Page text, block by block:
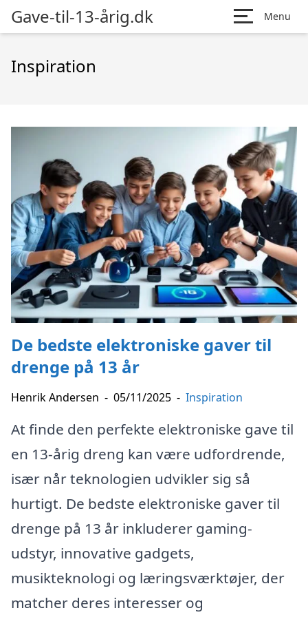
Gave-til-13-årig.dk Menu
Inspiration
De bedste elektroniske gaver til
drenge på 13 år
Henrik Andersen - 05/11/2025 - Inspiration
At finde den perfekte elektroniske gave til
en 13-årig dreng kan være udfordrende,
især når teknologien udvikler sig så
hurtigt. De bedste elektroniske gaver til
drenge på 13 år inkluderer gaming-
udstyr, innovative gadgets,
musikteknologi og læringsværktøjer, der
matcher deres interesser og